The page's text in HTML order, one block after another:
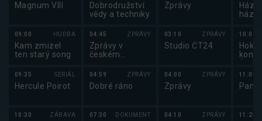
Magnum VIII
09:00 HUDBA
Kam zmizel
ten starý song
09:35 SERIÁL
Hercule Poirot
10:30 ZÁBAVA
Dobrodružství
vědy a techniky
04:45 ZPRÁVY
Zprávy v
českém
jazyce
04:59 ZPRÁVY
Dobré ráno
07:30 DOKUMENT
Zprávy
03:10 ZPRÁVY
Studio ČT24
04:00 ZPRÁVY
Zprávy
04:10 ZPRÁVY
10:00
11:05
11:25